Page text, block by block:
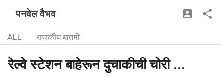
पनवेल वैभव
ALL राजकीय बातमी
रेल्वे स्टेशन बाहेरून दुचाकीची चोरी ...